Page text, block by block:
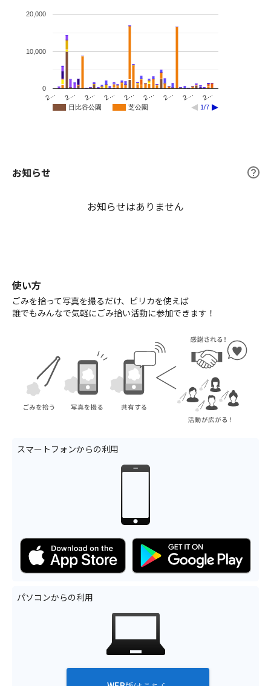
日比谷公園 芝公園 1/7
2… 2… 2… 2… 2… 2… 2… 2… 2…
0
10,000
20,000
お知らせ
お知らせはありません
使い方
ごみを拾って写真を撮るだけ、ピリカを使えば
誰でもみんなで気軽にごみ拾い活動に参加できます！
スマートフォンからの利用
パソコンからの利用